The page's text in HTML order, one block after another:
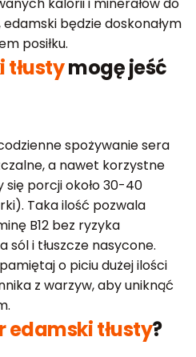
kalorii i minerałów do
będzie doskonałym
posiłku.
tłustymogę jeść
spożywanie sera
a nawet korzystne
porcji około 30-40
Taka ilość pozwala
B12 bez ryzyka
i tłuszcze nasycone.
o piciu dużej ilości
z warzyw, aby uniknąć
edamski tłusty?